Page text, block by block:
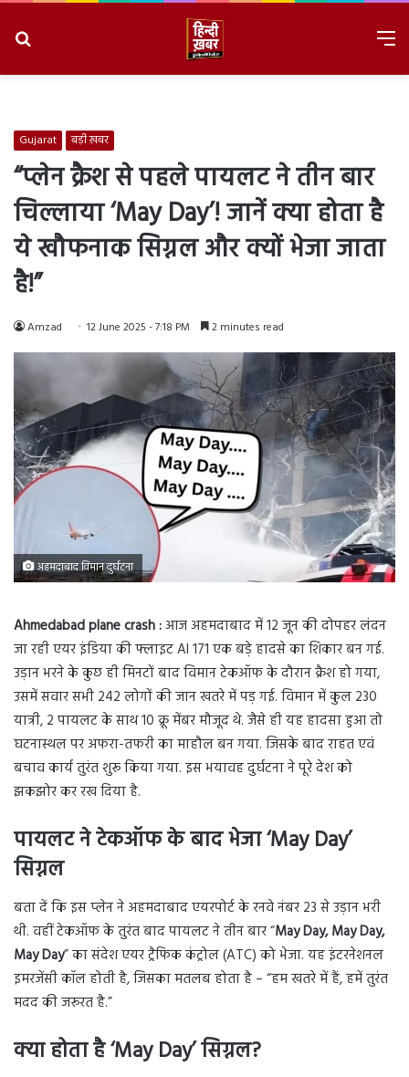
Gujarat बड़ी ख़बर
“प्लेन क्रैश से पहले पायलट ने तीन बार
चिल्लाया ‘May Day’! जानें क्या होता है
ये खौफनाक सिग्नल और क्यों भेजा जाता
है!”
Amzad 12 June 2025 - 7:18 PM 2 minutes read
अहमदाबाद विमान दुर्घटना
Ahmedabad plane crash :आज अहमदाबाद में 12 जून की दोपहर लंदन
जा रही एयर इंडिया की फ्लाइट AI 171 एक बड़े हादसे का शिकार बन गई.
उड़ान भरने के कुछ ही मिनटों बाद विमान टेकऑफ के दौरान क्रैश हो गया,
उसमें सवार सभी 242 लोगों की जान खतरे में पड़ गई. विमान में कुल 230
यात्री, 2 पायलट के साथ 10 क्रू मेंबर मौजूद थे. जैसे ही यह हादसा हुआ तो
घटनास्थल पर अफरा-तफरी का माहौल बन गया. जिसके बाद राहत एवं
बचाव कार्य तुरंत शुरू किया गया. इस भयावह दुर्घटना ने पूरे देश को
झकझोर कर रख दिया है.
पायलट ने टेकऑफ के बाद भेजा ‘May Day’
सिग्नल
बता दें कि इस प्लेन ने अहमदाबाद एयरपोर्ट के रनवे नंबर 23 से उड़ान भरी
थी. वहीं टेकऑफ के तुरंत बाद पायलट ने तीन बार “May Day, May Day,
May Day” का संदेश एयर ट्रैफिक कंट्रोल (ATC) को भेजा. यह इंटरनेशनल
इमरजेंसी कॉल होती है, जिसका मतलब होता है – “हम खतरे में हैं, हमें तुरंत
मदद की जरूरत है.”
क्या होता है ‘May Day’ सिग्नल?